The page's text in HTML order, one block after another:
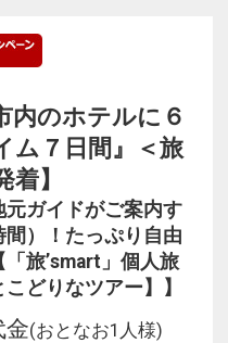
内のホテルに６
７日間』＜旅
】
元ガイドがご案内す
）！たっぷり自由
旅’smart」個人旅
どりなツアー】】
金(おとなお1人様)